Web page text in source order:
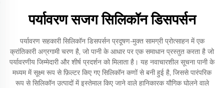
पर्यावरण सजग सिलिकॉन डिसपर्सन
पर्यावरण सहकारी सिलिकॉन डिसपर्सन प्रदूषण-मुक्त सामग्री प्रोत्साहन में एक
क्रांतिकारी अग्रगामी चरण है, जो पानी के आधार पर एक समाधान प्रस्तुत करता है जो
पर्यावरणीय जिम्मेदारी और शीर्ष प्रदर्शन को मिलाता है। यह नवाचारशील सूचना पानी के
मध्यम में सूक्ष्म रूप से फ़िल्टर किए गए सिलिकॉन कणों से बनी हुई है, जिससे पारंपरिक
रूप से सिलिकॉन उत्पादों में इस्तेमाल किए जाने वाले हानिकारक यौगिक घोलने वाले